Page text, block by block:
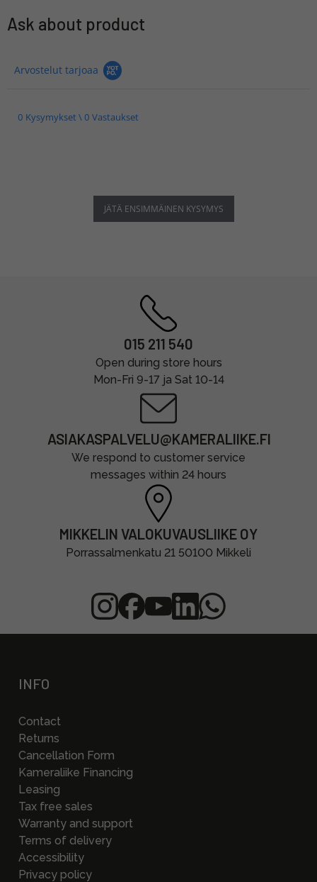
Ask about product
Arvostelut tarjoaa
0 Kysymykset \ 0 Vastaukset
JÄTÄ ENSIMMÄINEN KYSYMYS
015 211 540
Open during store hours
Mon-Fri 9-17 ja Sat 10-14
ASIAKASPALVELU@KAMERALIIKE.FI
We respond to customer service
messages within 24 hours
MIKKELIN VALOKUVAUSLIIKE OY
Porrassalmenkatu 21 50100 Mikkeli
INFO
Contact
Returns
Cancellation Form
Kameraliike Financing
Leasing
Tax free sales
Warranty and support
Terms of delivery
Accessibility
Privacy policy